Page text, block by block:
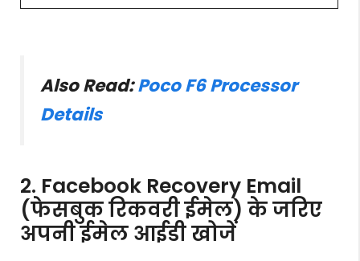
Also Read:Poco F6 Processor
Details
2. Facebook Recovery Email
(फेसबुक रिकवरी ईमेल) के जरिए
अपनी ईमेल आईडी खोजें